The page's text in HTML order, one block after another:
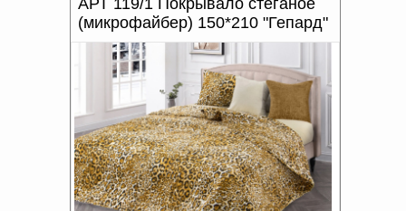
АРТ 119/1 Покрывало стеганое
(микрофайбер) 150*210 "Гепард"